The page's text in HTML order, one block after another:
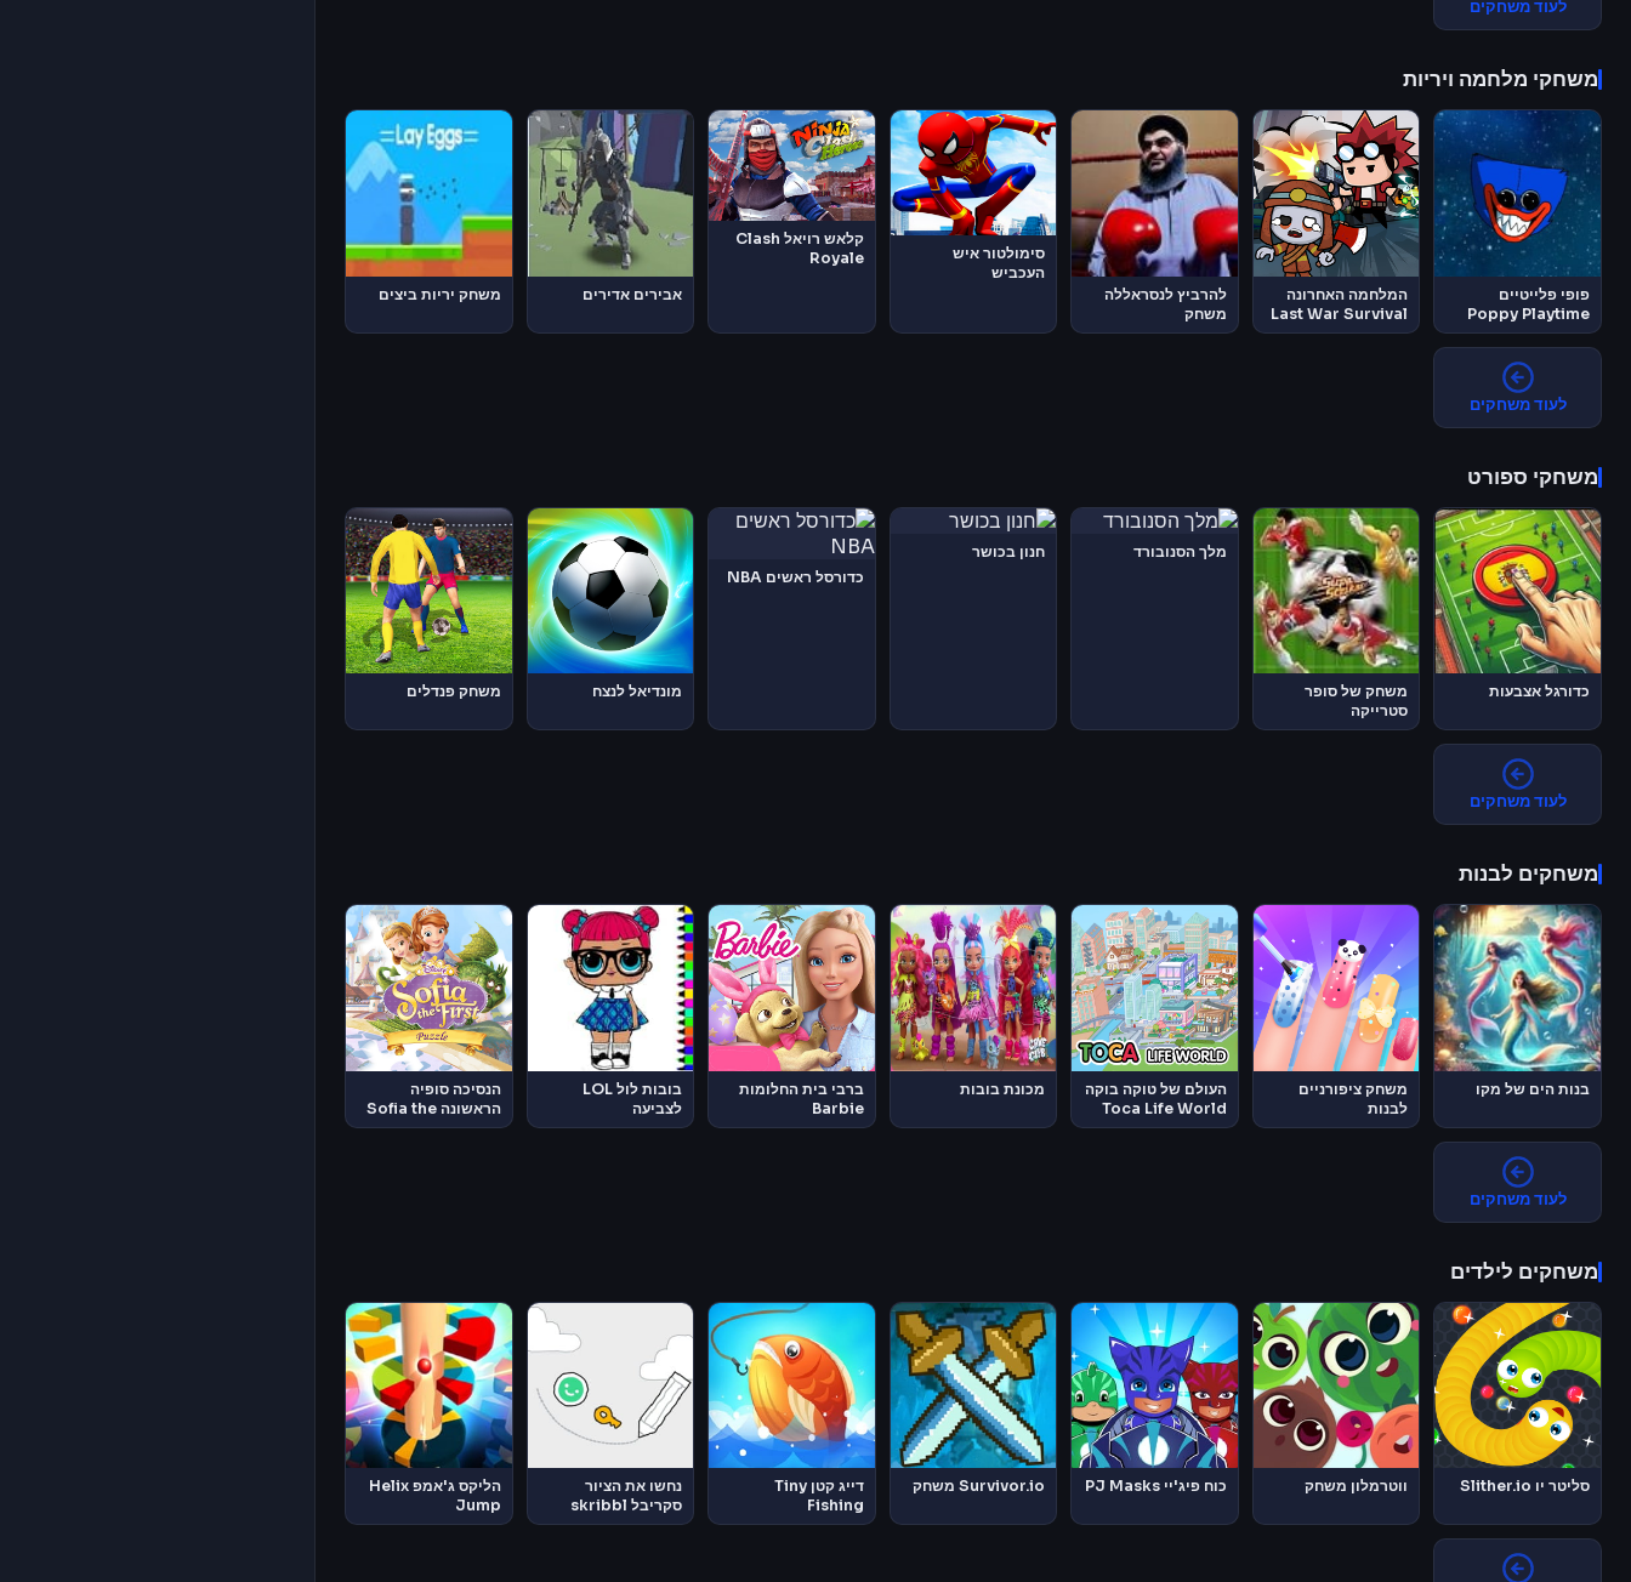
לעוד משחקים
משחקי מלחמה ויריות
פופי פלייטיים
Poppy Playtime
המלחמה האחרונה
Last War Survival
להרביץ לנסראללה
משחק
סימולטור איש
העכביש
קלאש רויאל Clash
Royale
אבירים אדירים
משחק יריות ביצים
לעוד משחקים
משחקי ספורט
כדורגל אצבעות
משחק של סופר
סטרייקה
מלך הסנובורד
חנון בכושר
כדורסל ראשים NBA
מונדיאל לנצח משחק פנדלים
לעוד משחקים
משחקים לבנות
בנות הים של מקו
משחק ציפורניים
לבנות
העולם של טוקה בוקה
Toca Life World
מכונת בובות
ברבי בית החלומות
Barbie
Dreamhouse
בובות לול LOL
לצביעה
הנסיכה סופיה
הראשונה Sofia the
First
לעוד משחקים
משחקים לילדים
סליטר יו Slither.io ווטרמלון משחק כוח פיג'יי PJ Masks Survivor.io משחק
דייג קטן Tiny
Fishing
נחשו את הציור
סקריבל skribbl
הליקס ג'אמפ Helix
Jump